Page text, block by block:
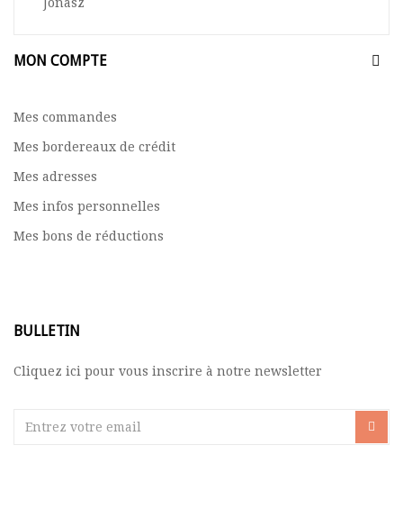
MON COMPTE
Mes commandes
Mes bordereaux de crédit
Mes adresses
Mes infos personnelles
Mes bons de réductions
BULLETIN
Cliquez ici pour vous inscrire à notre newsletter